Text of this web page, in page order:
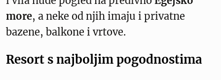
more, a neke od njih imaju i privatne
bazene, balkone i vrtove.
Resort s najboljim pogodnostima